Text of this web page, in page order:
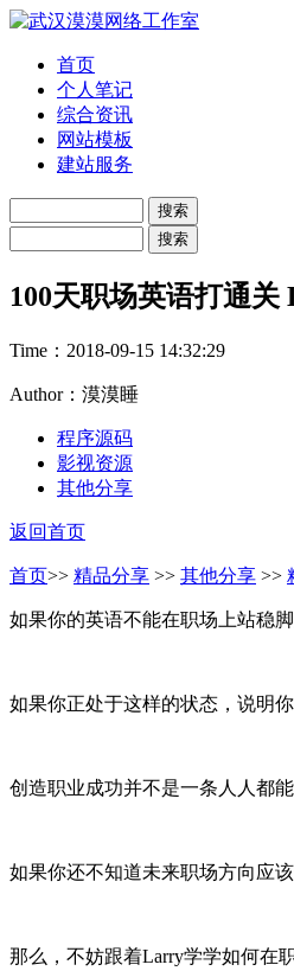
首页
个人笔记
综合资讯
网站模板
建站服务
100天职场英语打通
Time： 2018-09-15 14:32:29
Author：漠漠睡
程序源码
影视资源
其他分享
返回首页
首页>> 精品分享 >> 其他分享 >>
如果你的英语不能在职场上站稳
如果你正处于这样的状态，说明
创造职业成功并不是一条人人都能
如果你还不知道未来职场方向应
那么，不妨跟着Larry学学如何在